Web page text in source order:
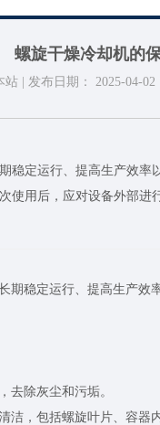
螺旋干燥冷却机的
| 发布日期： 2025-04-02
稳定运行、提高生产效
使用后，应对设备外部
稳定运行、提高生产效
除灰尘和污垢。
，包括螺旋叶片、容器